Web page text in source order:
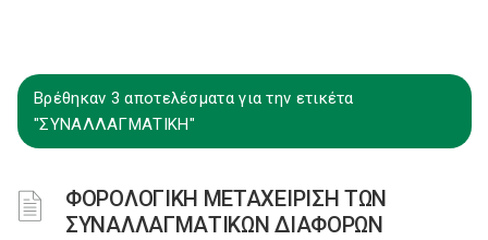
Βρέθηκαν 3 αποτελέσματα για την ετικέτα
"ΣΥΝΑΛΛΑΓΜΑΤΙΚΗ"
ΦΟΡΟΛΟΓΙΚΗ ΜΕΤΑΧΕΙΡΙΣΗ ΤΩΝ
ΣΥΝΑΛΛΑΓΜΑΤΙΚΩΝ ΔΙΑΦΟΡΩΝ